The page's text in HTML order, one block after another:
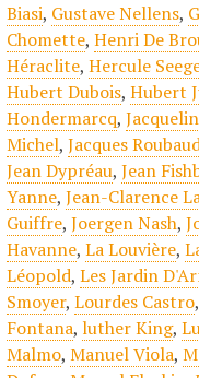
Biasi, Gustave Nellens,
Chomette,Henri De
Héraclite,Hercule
Hubert Dubois,Hubert
Hondermarcq,
Michel,Jacques
Jean Dypréau,Jean
Yanne,Jean-Clarence
Guiffre,Joergen Nash,
Havanne,La Louvière,
Léopold,Les Jardin
Smoyer,Lourdes Castro
Fontana,luther King,
Malmo,Manuel Viola,